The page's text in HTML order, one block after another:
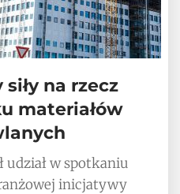
siły na rzecz
materiałów
udział w spotkaniu
inicjatywy